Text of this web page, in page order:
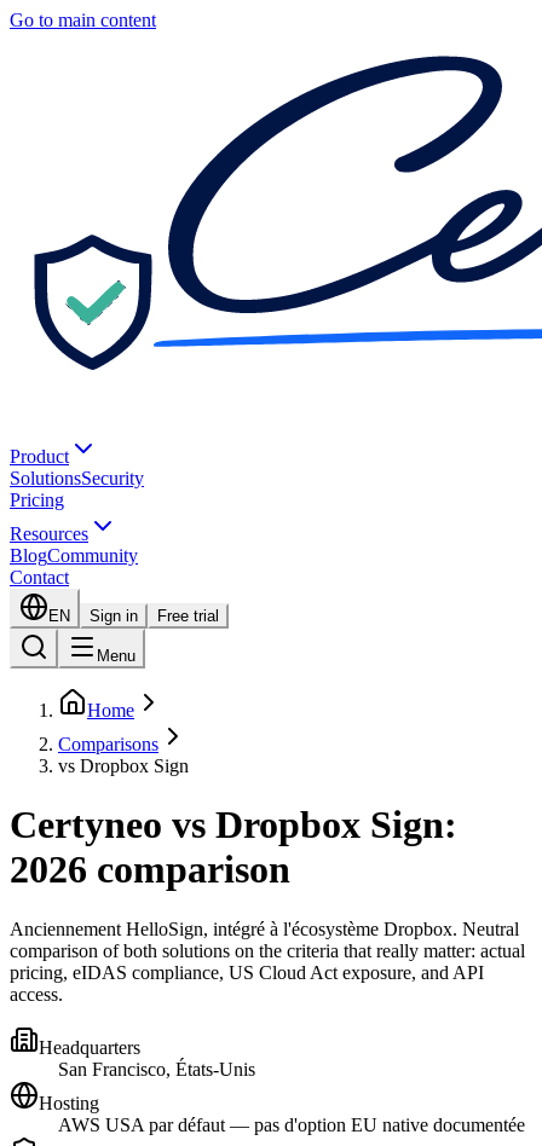
Go to main content
Product
SolutionsSecurity
Pricing
Resources
BlogCommunity
Contact
EN Sign in Free trial
Menu
Home
Comparisons
vs Dropbox Sign
Certyneo vs Dropbox Sign:
2026 comparison
Anciennement HelloSign, intégré à l'écosystème Dropbox. Neutral
comparison of both solutions on the criteria that really matter: actual
pricing, eIDAS compliance, US Cloud Act exposure, and API
access.
Headquarters
San Francisco, États-Unis
Hosting
AWS USA par défaut — pas d'option EU native documentée